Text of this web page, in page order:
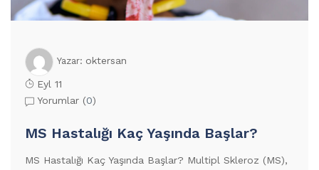
Yazar: oktersan
Eyl 11
Yorumlar (0)
MS Hastalığı Kaç Yaşında Başlar?
MS Hastalığı Kaç Yaşında Başlar? Multipl Skleroz (MS),